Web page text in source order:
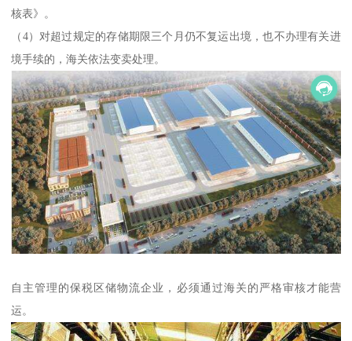
核表》。
（4）对超过规定的存储期限三个月仍不复运出境，也不办理有关进
境手续的，海关依法变卖处理。
自主管理的保税区储物流企业，必须通过海关的严格审核才能营
运。